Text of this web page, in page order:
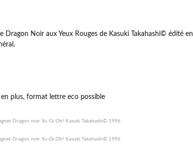
Dragon Noir aux Yeux Rouges de Kasuki Takahashi© édité en
plus, format lettre eco possible